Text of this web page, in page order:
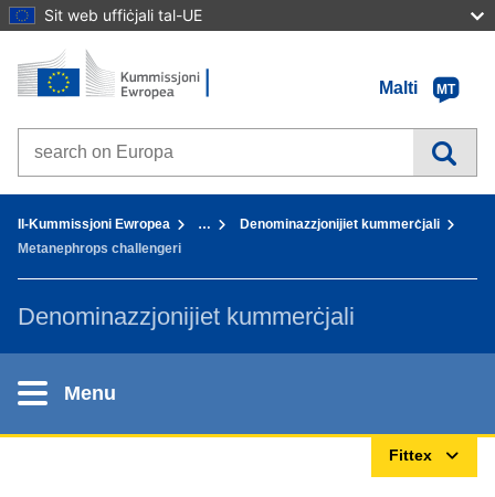
Sit web uffiċjali tal-UE
Mur fil-kontenut
Paġna Ewlenija - Il-Kummissjoni Ewropea
Malti
MT
Search on Europa websites
Il-Kummissjoni Ewropea …
Denominazzjonijiet kummerċjali
Metanephrops challengeri
Denominazzjonijiet kummerċjali
Menu
Fittex